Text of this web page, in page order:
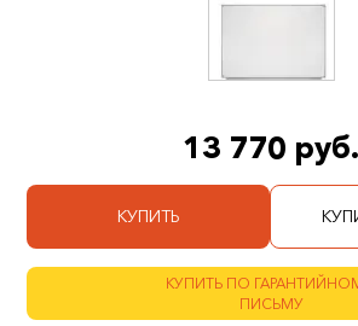
13 770 руб.
КУПИТЬ
КУПИТЬ ПО
ПИСЬМУ